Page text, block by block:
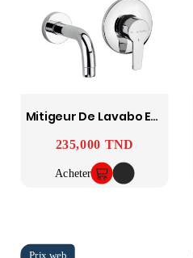
Mitigeur De Lavabo Encastré Douz SOPAL
Prix
235,000 TND
Acheter